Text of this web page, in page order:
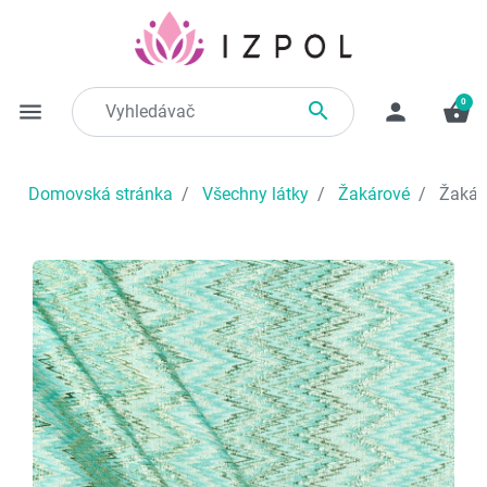
menu  person shopping_basket
0
Domovská stránka Všechny látky Žakárové